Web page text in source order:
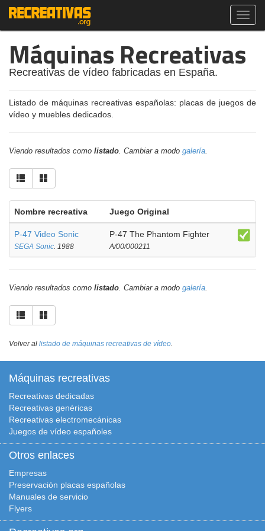
Máquinas Recreativas
Recreativas de vídeo fabricadas en España.
Listado de máquinas recreativas españolas: placas de juegos de
vídeo y muebles dedicados.
Viendo resultados como listado. Cambiar a modo galería.
Nombre recreativa Juego Original
P-47 Video Sonic
SEGA Sonic. 1988
P-47 The Phantom Fighter
A/00/000211
Viendo resultados como listado. Cambiar a modo galería.
Volver al listado de máquinas recreativas de vídeo.
Máquinas recreativas
Recreativas dedicadas
Recreativas genéricas
Recreativas electromecánicas
Juegos de vídeo españoles
Otros enlaces
Empresas
Preservación placas españolas
Manuales de servicio
Flyers